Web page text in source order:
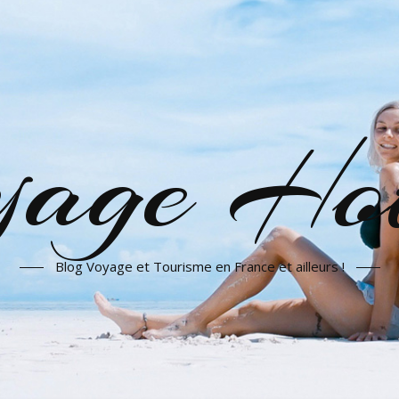
Blog Voyage et Tourisme en France et ailleurs !